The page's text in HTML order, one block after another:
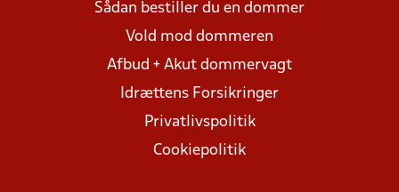
Sådan bestiller du en dommer
Vold mod dommeren
Afbud + Akut dommervagt
Idrættens Forsikringer
Privatlivspolitik
Cookiepolitik